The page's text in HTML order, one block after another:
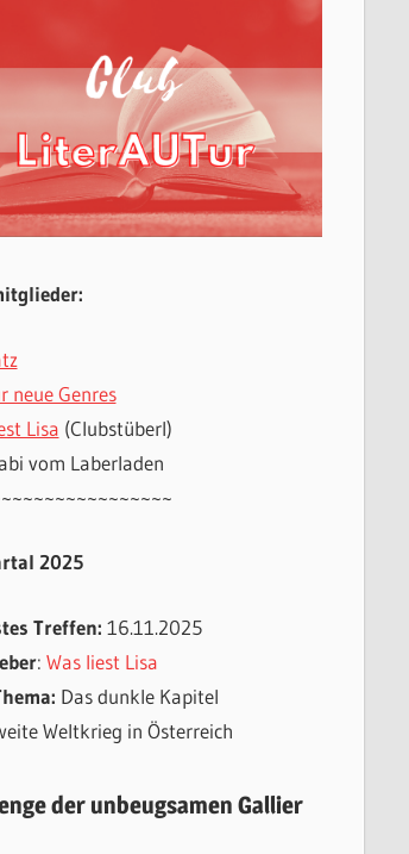
neue Genres
Lisa (Clubstüberl)
vom Laberladen
2025
Treffen: 16.11.2025
: Was liest Lisa
Das dunkle Kapitel
Weltkrieg in Österreich
der unbeugsamen Gallier